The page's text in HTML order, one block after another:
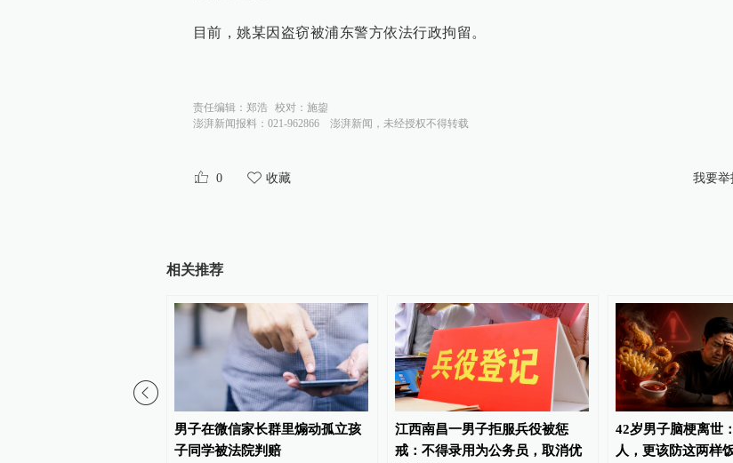
目前，姚某因盗窃被浦东警方依法行政拘留。
责任编辑： 郑浩 校对： 施鋆
澎湃新闻报料：021-962866
澎湃新闻，未经授权不得转载
0 收藏 我要举
相关推荐
00:53
男子在微信家长群里煽动孤立孩
子同学被法院判赔
江西南昌一男子拒服兵役被惩
戒：不得录用为公务员，取消优
42岁男子脑梗离世
人，更该防这两样